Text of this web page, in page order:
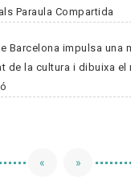
Paraula Compartida
Barcelona impulsa una
de la cultura i dibuixa el
« »